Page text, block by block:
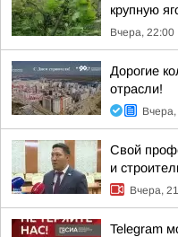
крупную
Вчера, 22:00
Дорогие
отрасли!
Свой
и
Вчера,
Telegram